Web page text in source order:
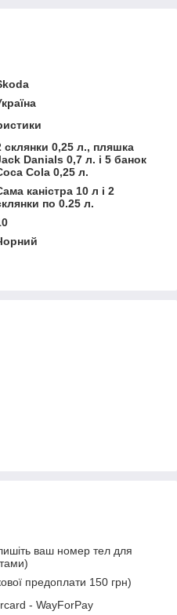
склянки 0,25 л., пляшка
Danials 0,7 л. і 5 банок
Cola 0,25 л.
каністра 10 л і 2
по 0.25 л.
ваш номер тел для
предоплати 150 грн)
- WayForPay